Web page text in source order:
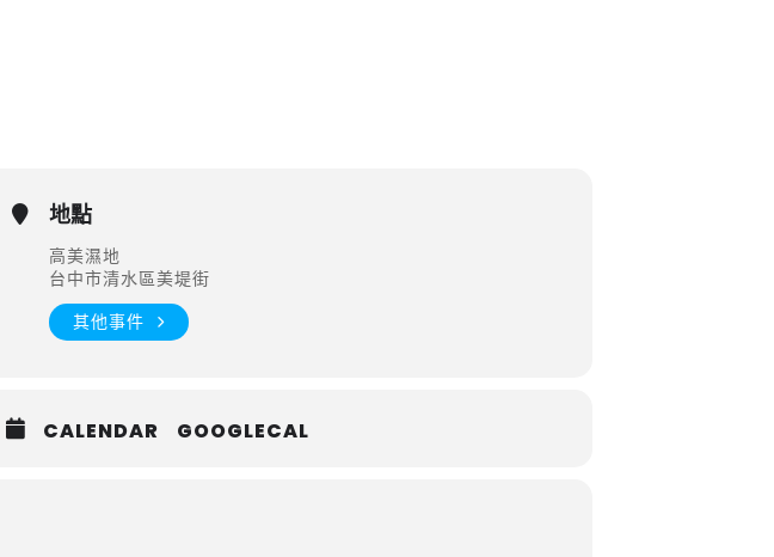
地點
高美濕地
台中市清水區美堤街
其他事件
CALENDAR GOOGLECAL